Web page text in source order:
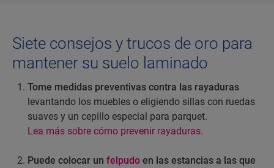
Siete consejos y trucos de oro para
mantener su suelo laminado
Tome medidas preventivas contra las rayaduras
levantando los muebles o eligiendo sillas con ruedas
suaves y un cepillo especial para parquet.
Lea más sobre cómo prevenir rayaduras.
Puede colocar un felpudo en las estancias a las que